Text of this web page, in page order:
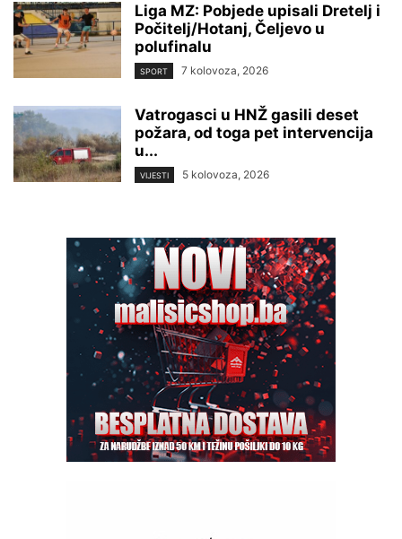
Liga MZ: Pobjede upisali Dretelj i
Počitelj/Hotanj, Čeljevo u
polufinalu
SPORT 7 kolovoza, 2026
Vatrogasci u HNŽ gasili deset
požara, od toga pet intervencija
u...
VIJESTI 5 kolovoza, 2026